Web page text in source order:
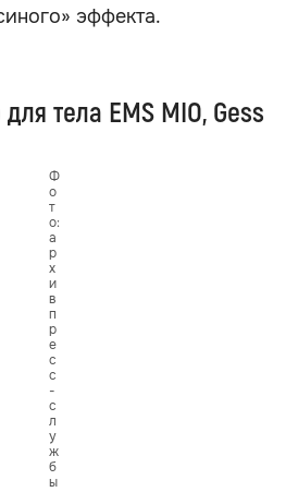
эффекта.
тела EMS MIO, Gess
Ф
о
т
о:
а
р
х
и
в
п
р
е
с
с
-
с
л
у
ж
б
ы